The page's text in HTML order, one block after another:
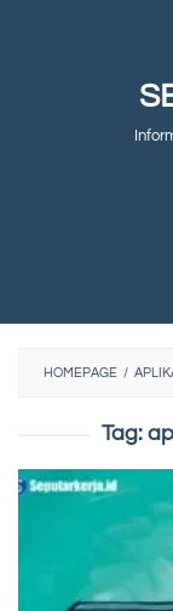
HOMEPAGE /
Tag: